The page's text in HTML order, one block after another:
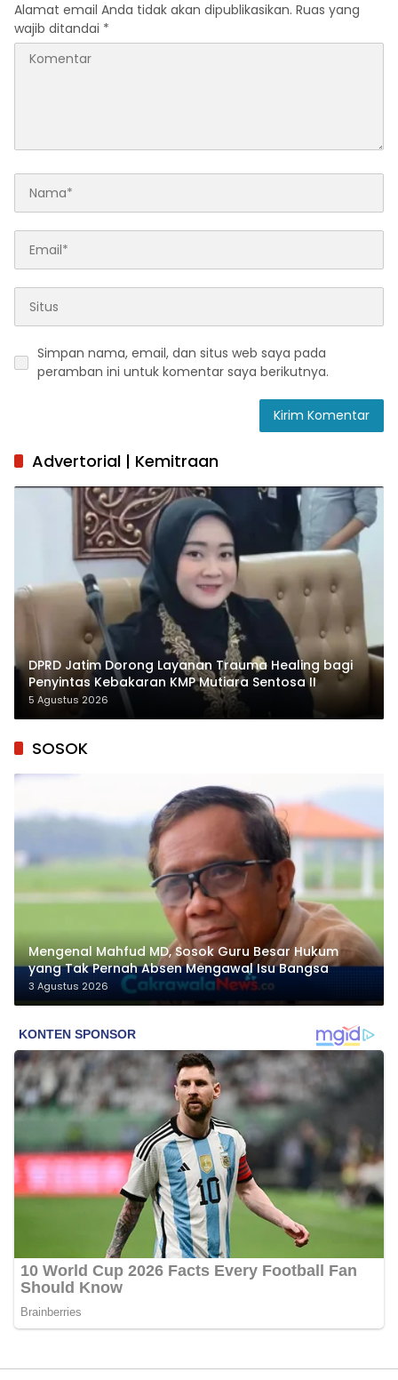
Alamat email Anda tidak akan dipublikasikan. Ruas yang
wajib ditandai *
Simpan nama, email, dan situs web saya pada
peramban ini untuk komentar saya berikutnya.
Advertorial | Kemitraan
DPRD Jatim Dorong Layanan Trauma Healing bagi
Penyintas Kebakaran KMP Mutiara Sentosa II
5 Agustus 2026
SOSOK
Mengenal Mahfud MD, Sosok Guru Besar Hukum
yang Tak Pernah Absen Mengawal Isu Bangsa
3 Agustus 2026